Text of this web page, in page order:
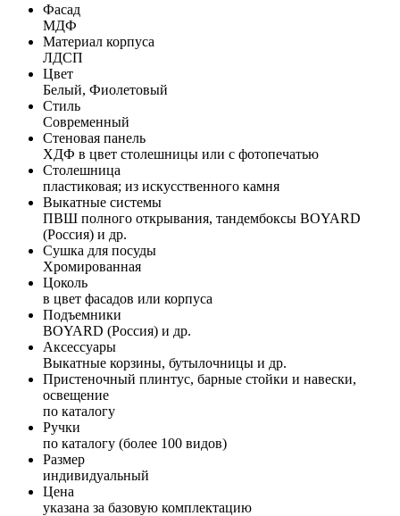
Фасад
МДФ
Материал корпуса
ЛДСП
Цвет
Белый, Фиолетовый
Стиль
Современный
Стеновая панель
ХДФ в цвет столешницы или с фотопечатью
Столешница
пластиковая; из искусственного камня
Выкатные системы
ПВШ полного открывания, тандембоксы BOYARD
(Россия) и др.
Сушка для посуды
Хромированная
Цоколь
в цвет фасадов или корпуса
Подъемники
BOYARD (Россия) и др.
Аксессуары
Выкатные корзины, бутылочницы и др.
Пристеночный плинтус, барные стойки и навески,
освещение
по каталогу
Ручки
по каталогу (более 100 видов)
Размер
индивидуальный
Цена
указана за базовую комплектацию